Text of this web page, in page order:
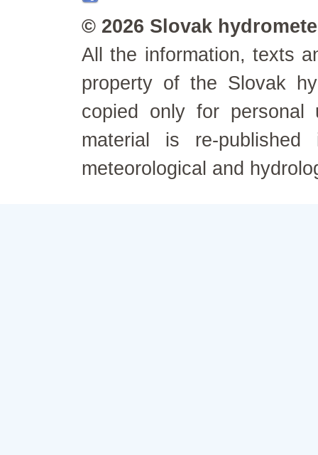
© 2026 Slovak
All the information, texts
property of the Slovak
copied only for personal
material is re-
meteorological and